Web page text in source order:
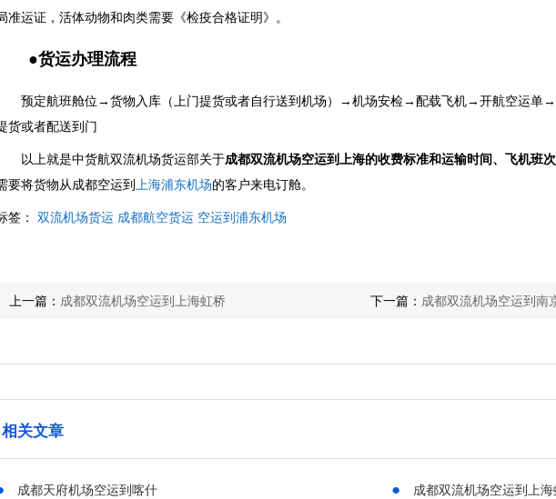
准运证，活体动物和肉类需要《检疫合格证明》。
●货运办理流程
预定航班舱位→货物入库（上门提货或者自行送到机场）→机场安检→配载飞机→开航空运单→
货或者配送到门
以上就是中货航双流机场货运部关于成都双流机场空运到上海的收费标准和运输时间、飞机班
要将货物从成都空运到
上海浦东机场的客户来电订舱。
签： 双流机场货运 成都航空货运 空运到浦东机场
上一篇： 成都双流机场空运到上海虹桥 下一篇： 成都双流机场空运到南
相关文章
成都天府机场空运到喀什 ● 成都双流机场空运到上海